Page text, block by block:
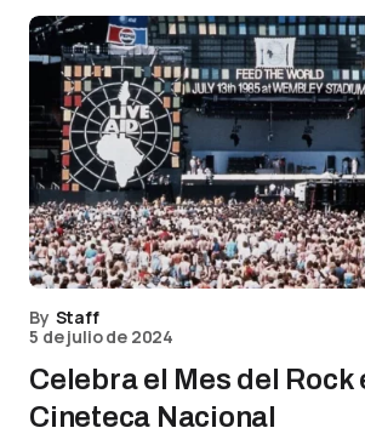
By Staff
5 de julio de 2024
Celebra el Mes del Rock
Cineteca Nacional